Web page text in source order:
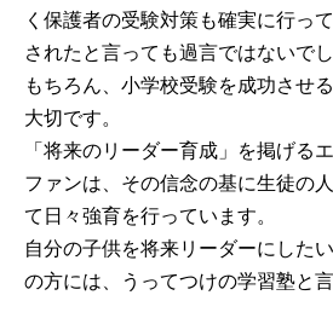
く保護者の受験対策も確実に行っ
されたと言っても過言ではないでし
もちろん、小学校受験を成功させ
大切です。
「将来のリーダー育成」を掲げる
ファンは、その信念の基に生徒の
て日々強育を行っています。
自分の子供を将来リーダーにした
の方には、うってつけの学習塾と